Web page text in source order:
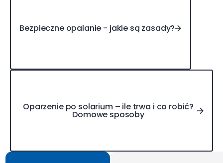
Bezpieczne opalanie - jakie są zasady?
Oparzenie po solarium – ile trwa i co robić? Domowe
Oparzenie po solarium – ile trwa i co robić?
Domowe sposoby